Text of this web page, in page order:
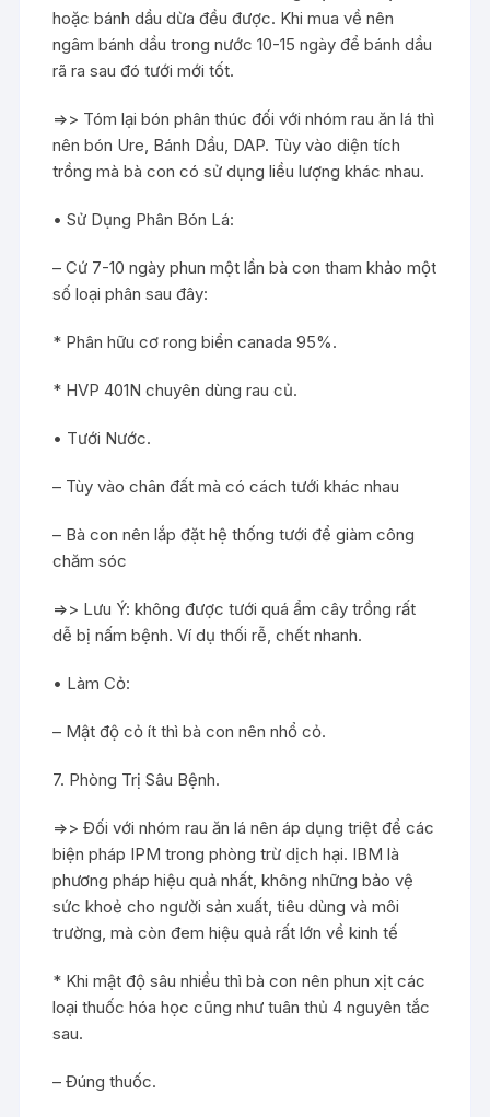
hoặc bánh dầu dừa đều được. Khi mua về nên
ngâm bánh dầu trong nước 10-15 ngày để bánh dầu
rã ra sau đó tưới mới tốt.
=>> Tóm lại bón phân thúc đối với nhóm rau ăn lá thì
nên bón Ure, Bánh Dầu, DAP. Tùy vào diện tích
trồng mà bà con có sử dụng liều lượng khác nhau.
• Sử Dụng Phân Bón Lá:
– Cứ 7-10 ngày phun một lần bà con tham khảo một
số loại phân sau đây:
* Phân hữu cơ rong biển canada 95%.
* HVP 401N chuyên dùng rau củ.
• Tưới Nước.
– Tùy vào chân đất mà có cách tưới khác nhau
– Bà con nên lắp đặt hệ thống tưới để giàm công
chăm sóc
=>> Lưu Ý: không được tưới quá ẩm cây trồng rất
dễ bị nấm bệnh. Ví dụ thối rễ, chết nhanh.
• Làm Cỏ:
– Mật độ cỏ ít thì bà con nên nhổ cỏ.
7. Phòng Trị Sâu Bệnh.
=>> Đối với nhóm rau ăn lá nên áp dụng triệt để các
biện pháp IPM trong phòng trừ dịch hại. IBM là
phương pháp hiệu quả nhất, không những bảo vệ
sức khoẻ cho người sản xuất, tiêu dùng và môi
trường, mà còn đem hiệu quả rất lớn về kinh tế
* Khi mật độ sâu nhiều thì bà con nên phun xịt các
loại thuốc hóa học cũng như tuân thủ 4 nguyên tắc
sau.
– Đúng thuốc.